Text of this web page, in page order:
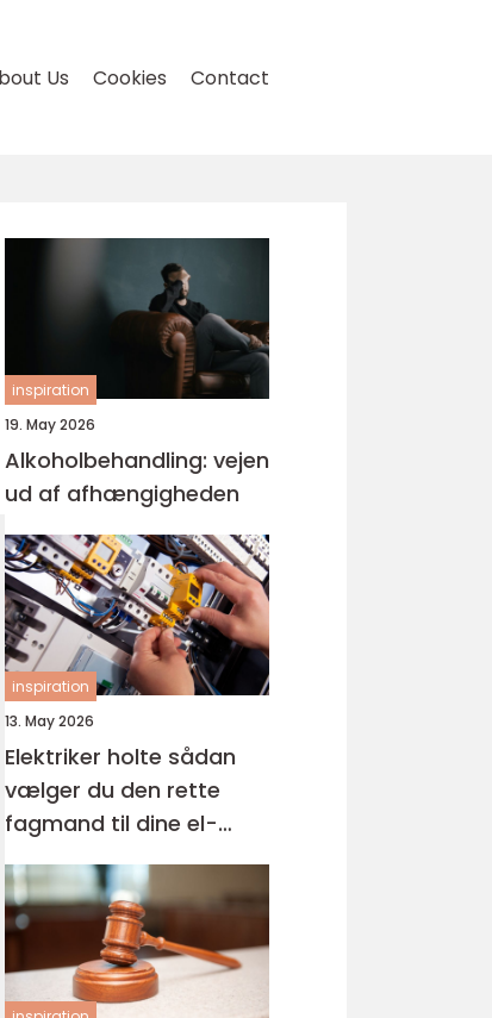
Us Cookies Contact
inspiration
19. May 2026
Alkoholbehandling: vejen
ud af afhængigheden
inspiration
13. May 2026
Elektriker holte sådan
vælger du den rette
fagmand til dine el-
opgaver